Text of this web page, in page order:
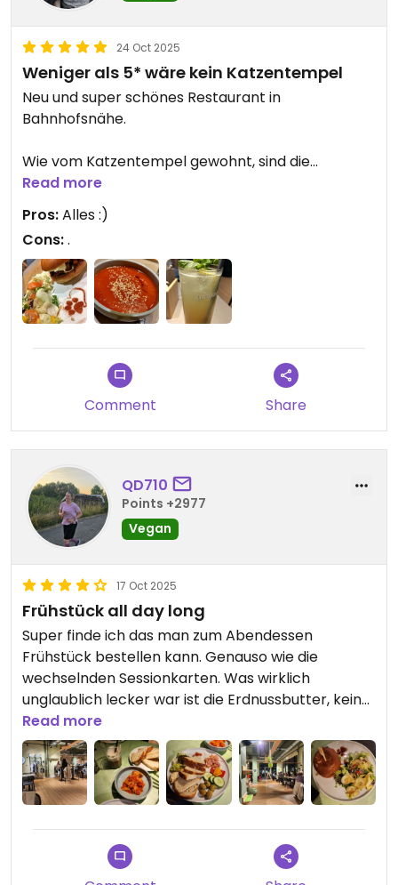
24 Oct 2025
Weniger als 5* wäre kein Katzentempel
Neu und super schönes Restaurant in
Bahnhofsnähe.
Wie vom Katzentempel gewohnt, sind die
Mitarbeiter super freundlich, nicht zu aufdringlich
(entspannte Atmosphäre) und das Essen inkl.
Ambiente absolut top!
Das ist das echte Konzept von kennt man einen,
kennt man alle, aber in besonders gut,
verschiedenen Katzen und tollen Menschen die
Read more
Pros:Alles :)
Cons:.
Comment Share
QD710
Points +2977
Vegan
17 Oct 2025
Frühstück all day long
Super finde ich das man zum Abendessen
Frühstück bestellen kann. Genauso wie die
wechselnden Sessionkarten. Was wirklich
unglaublich lecker war ist die Erdnussbutter, keine
Ahnung was die damit machen aber sie ist ultra
fluffig und lecker.
Die Preise sind schon teurer, gerade auch das es
keine günstigen Getränke gibt find ich schade.
Read more